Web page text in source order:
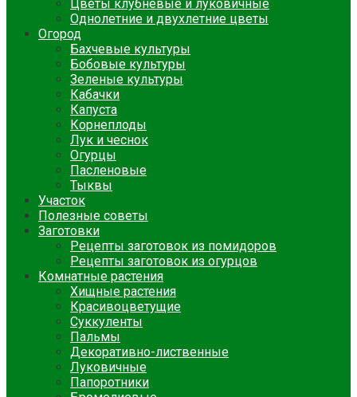
Цветы клубневые и луковичные
Однолетние и двухлетние цветы
Огород
Бахчевые культуры
Бобовые культуры
Зеленые культуры
Кабачки
Капуста
Корнеплоды
Лук и чеснок
Огурцы
Пасленовые
Тыквы
Участок
Полезные советы
Заготовки
Рецепты заготовок из помидоров
Рецепты заготовок из огурцов
Комнатные растения
Хищные растения
Красивоцветущие
Суккуленты
Пальмы
Декоративно-лиственные
Луковичные
Папоротники